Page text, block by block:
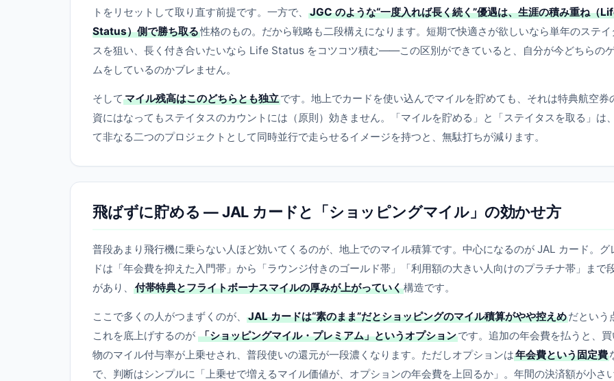
トをリセットして取り直す前提です。一方で、
JGC のような“一度入れば長く続く”優遇は、生涯の積み重ね（
Status）側で勝ち取る性格のもの。だから戦略も二段構えになります。短期で快適さが欲しいなら単年のステイ
スを狙い、長く付き合いたいなら Life Status をコツコツ積む——この区別ができていると、自分が今どちらの
ムをしているのかブレません。
そして マイル残高はこのどちらとも独立です。地上でカードを使い込んでマイルを貯めても、それは特典航空券
資にはなってもステイタスのカウントには（原則）効きません。「マイルを貯める」と「ステイタスを取る」は
て非なる二つのプロジェクトとして同時並行で走らせるイメージを持つと、無駄打ちが減ります。
飛ばずに貯める — JAL カードと「ショッピングマイル」の効かせ方
普段あまり飛行機に乗らない人ほど効いてくるのが、地上でのマイル積算です。中心になるのが JAL カード。グ
ドは「年会費を抑えた入門帯」から「ラウンジ付きのゴールド帯」「利用額の大きい人向けのプラチナ帯」まで
があり、
付帯特典とフライトボーナスマイルの厚みが上がっていく構造です。
ここで多くの人がつまずくのが、 JAL カードは“素のまま”だとショッピングのマイル積算がやや控えめだという
これを底上げするのが 「ショッピングマイル・プレミアム」というオプションです。追加の年会費を払うと、買
物のマイル付与率が上乗せされ、普段使いの還元が一段濃くなります。ただしオプションは年会費という固定費
で、判断はシンプルに「上乗せで増えるマイル価値が、オプションの年会費を上回るか」。年間の決済額が小さ